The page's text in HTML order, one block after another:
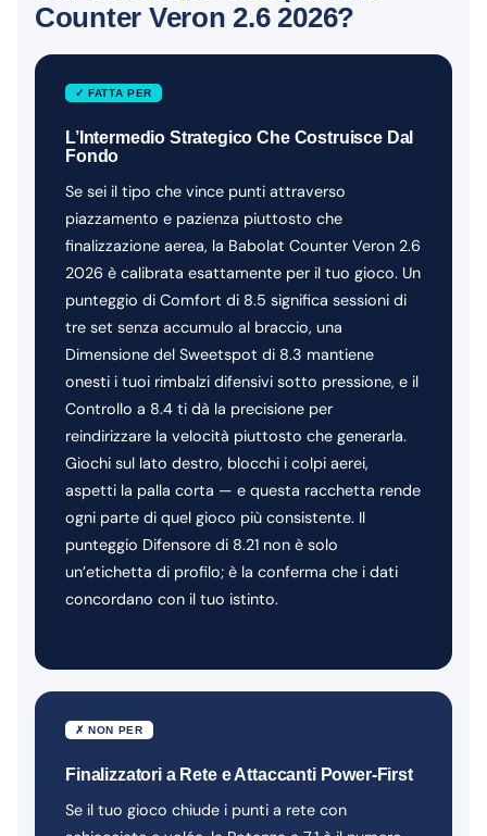
Counter Veron 2.6 2026?
✓ FATTA PER
L’Intermedio Strategico Che Costruisce Dal
Fondo
Se sei il tipo che vince punti attraverso
piazzamento e pazienza piuttosto che
finalizzazione aerea, la Babolat Counter Veron 2.6
2026 è calibrata esattamente per il tuo gioco. Un
punteggio di Comfort di 8.5 significa sessioni di
tre set senza accumulo al braccio, una
Dimensione del Sweetspot di 8.3 mantiene
onesti i tuoi rimbalzi difensivi sotto pressione, e il
Controllo a 8.4 ti dà la precisione per
reindirizzare la velocità piuttosto che generarla.
Giochi sul lato destro, blocchi i colpi aerei,
aspetti la palla corta — e questa racchetta rende
ogni parte di quel gioco più consistente. Il
punteggio Difensore di 8.21 non è solo
un’etichetta di profilo; è la conferma che i dati
concordano con il tuo istinto.
✗ NON PER
Finalizzatori a Rete e Attaccanti Power-First
Se il tuo gioco chiude i punti a rete con